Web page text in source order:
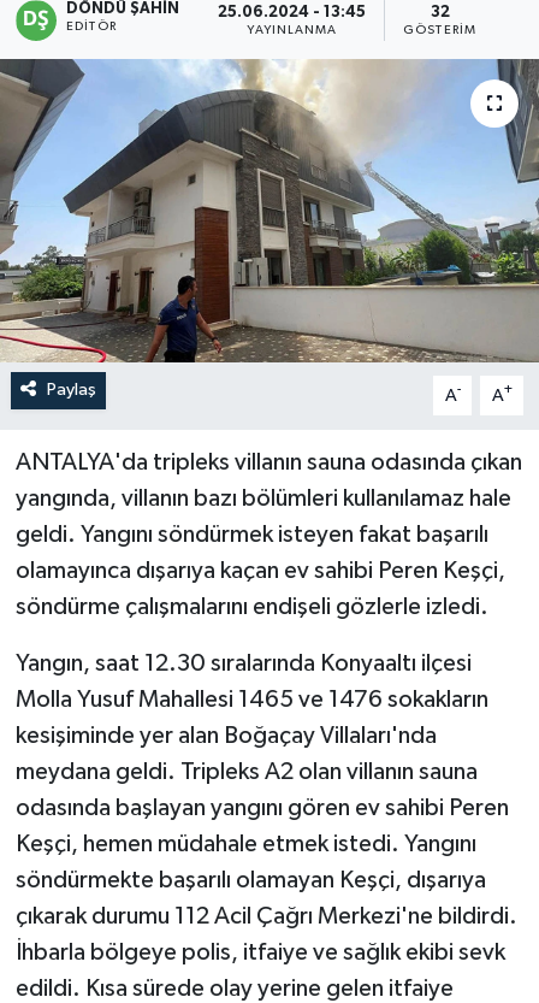
DÖNDÜ ŞAHİN
EDITÖR
25.06.2024 - 13:45
YAYINLANMA
32
GÖSTERIM
Paylaş A- A+
ANTALYA'da tripleks villanın sauna odasında çıkan
yangında, villanın bazı bölümleri kullanılamaz hale
geldi. Yangını söndürmek isteyen fakat başarılı
olamayınca dışarıya kaçan ev sahibi Peren Keşçi,
söndürme çalışmalarını endişeli gözlerle izledi.
Yangın, saat 12.30 sıralarında Konyaaltı ilçesi
Molla Yusuf Mahallesi 1465 ve 1476 sokakların
kesişiminde yer alan Boğaçay Villaları'nda
meydana geldi. Tripleks A2 olan villanın sauna
odasında başlayan yangını gören ev sahibi Peren
Keşçi, hemen müdahale etmek istedi. Yangını
söndürmekte başarılı olamayan Keşçi, dışarıya
çıkarak durumu 112 Acil Çağrı Merkezi'ne bildirdi.
İhbarla bölgeye polis, itfaiye ve sağlık ekibi sevk
edildi. Kısa sürede olay yerine gelen itfaiye